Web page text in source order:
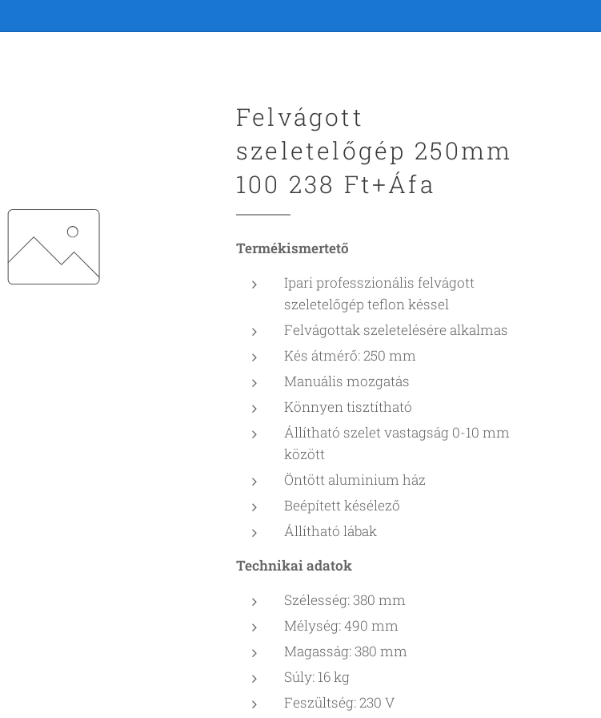
Felvágott
szeletelőgép 250mm
100 238 Ft+Áfa
Termékismertető
Ipari professzionális felvágott
szeletelőgép teflon késsel
Felvágottak szeletelésére alkalmas
Kés átmérő: 250 mm
Manuális mozgatás
Könnyen tisztítható
Állítható szelet vastagság 0-10 mm
között
Öntött aluminium ház
Beépített késélező
Állítható lábak
Technikai adatok
Szélesség: 380 mm
Mélység: 490 mm
Magasság: 380 mm
Súly: 16 kg
Feszültség: 230 V